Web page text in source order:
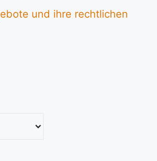
und ihre rechtlichen